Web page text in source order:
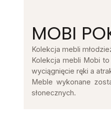
MOBI
Kolekcja mebli
Kolekcja mebli Mobi
wyciągnięcie ręki a
Meble wykonane
słonecznych.